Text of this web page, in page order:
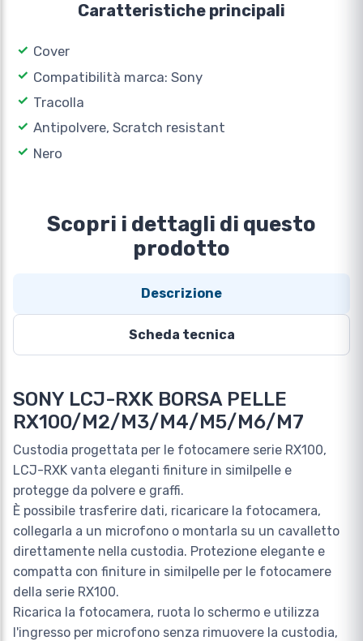
Caratteristiche principali
Cover
Compatibilità marca: Sony
Tracolla
Antipolvere, Scratch resistant
Nero
Scopri i dettagli di questo
prodotto
Descrizione
Scheda tecnica
SONY LCJ-RXK BORSA PELLE
RX100/M2/M3/M4/M5/M6/M7
Custodia progettata per le fotocamere serie RX100,
LCJ-RXK vanta eleganti finiture in similpelle e
protegge da polvere e graffi.
È possibile trasferire dati, ricaricare la fotocamera,
collegarla a un microfono o montarla su un cavalletto
direttamente nella custodia. Protezione elegante e
compatta con finiture in similpelle per le fotocamere
della serie RX100.
Ricarica la fotocamera, ruota lo schermo e utilizza
l'ingresso per microfono senza rimuovere la custodia,